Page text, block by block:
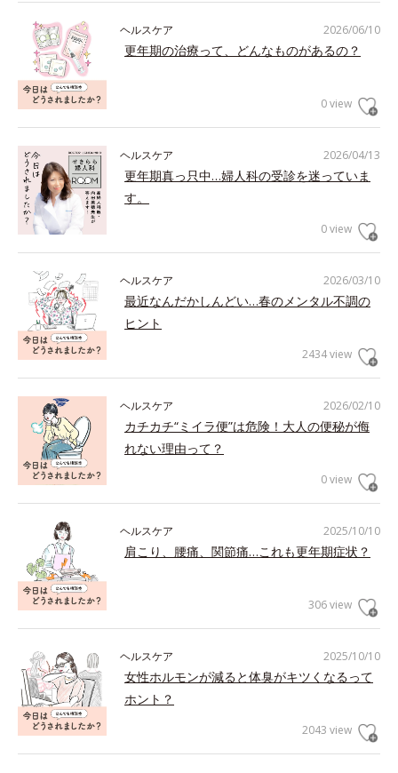
2026/06/10
ヘルスケア
更年期の治療って、どんなものがあるの？
0 view
2026/04/13
ヘルスケア
更年期真っ只中…婦人科の受診を迷っていま
す。
0 view
2026/03/10
ヘルスケア
最近なんだかしんどい…春のメンタル不調の
ヒント
2434 view
2026/02/10
ヘルスケア
カチカチ“ミイラ便”は危険！大人の便秘が侮
れない理由って？
0 view
2025/10/10
ヘルスケア
肩こり、腰痛、関節痛…これも更年期症状？
306 view
2025/10/10
ヘルスケア
女性ホルモンが減ると体臭がキツくなるって
ホント？
2043 view